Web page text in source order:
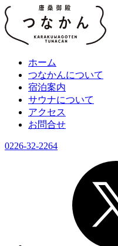
ホーム
つなかんについて
宿泊案内
サウナについて
アクセス
お問合せ
0226-32-2264